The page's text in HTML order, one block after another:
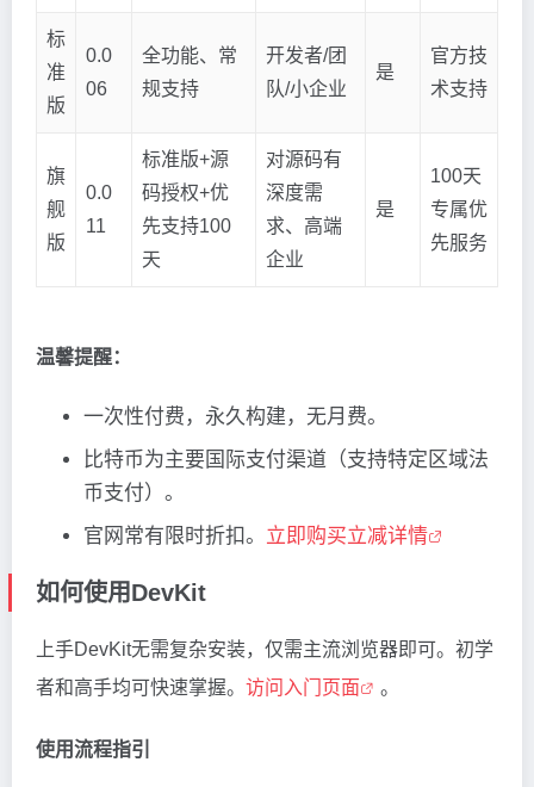
标
准
版
0.0
06
全功能、常
规支持
开发者/团
队/小企业
是
官方技
术支持
旗
舰
版
0.0
11
标准版+源
码授权+优
先支持100
天
对源码有
深度需
求、高端
企业
是
100天
专属优
先服务
温馨提醒：
一次性付费，永久构建，无月费。
比特币为主要国际支付渠道（支持特定区域法
币支付）。
官网常有限时折扣。 立即购买立减详情
如何使用DevKit
上手DevKit无需复杂安装，仅需主流浏览器即可。初学
者和高手均可快速掌握。 访问入门页面 。
使用流程指引